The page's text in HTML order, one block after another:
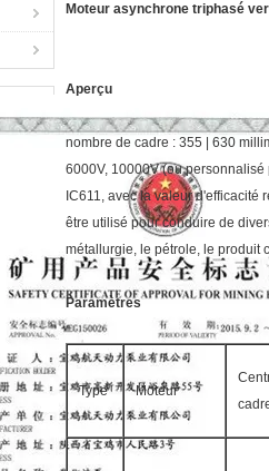
Moteur asynchrone triphasé
Aperçu
nombre de cadre : 355 | 630
6000V, 10000V (ou
IC611, avec la valeur
être utilisé pour conduire de
métallurgie, le pétrole, le produit
Paramètres
Type Moteur